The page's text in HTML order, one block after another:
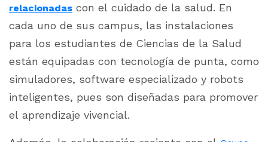
relacionadas con el cuidado de la salud. En
cada uno de sus campus, las instalaciones
para los estudiantes de Ciencias de la Salud
están equipadas con tecnología de punta, como
simuladores, software especializado y robots
inteligentes, pues son diseñadas para promover
el aprendizaje vivencial.